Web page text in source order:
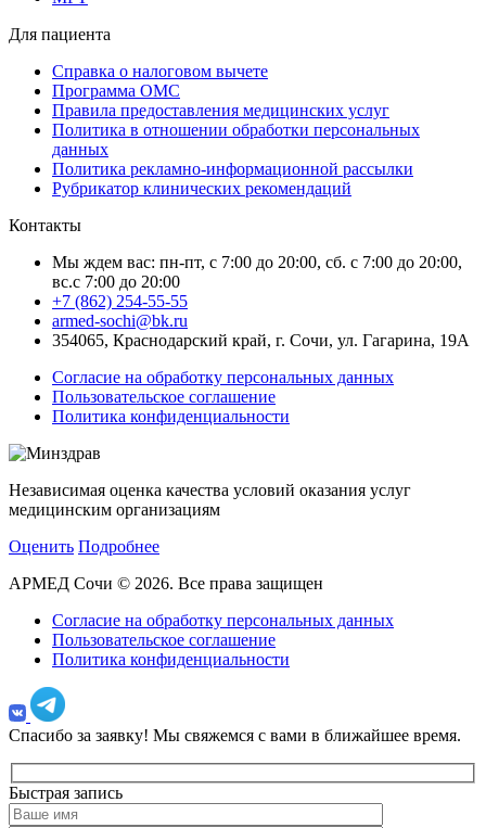
Для пациента
Справка о налоговом вычете
Программа ОМС
Правила предоставления медицинских услуг
Политика в отношении обработки персональных
данных
Политика рекламно-информационной рассылки
Рубрикатор клинических рекомендаций
Контакты
Мы ждем вас: пн-пт, с 7:00 до 20:00, сб. с 7:00 до 20:00,
вс.с 7:00 до 20:00
+7 (862) 254-55-55
armed-sochi@bk.ru
354065, Краснодарский край, г. Сочи, ул. Гагарина, 19А
Согласие на обработку персональных данных
Пользовательское соглашение
Политика конфиденциальности
Независимая оценка качества условий оказания услуг
медицинским организациям
Оценить Подробнее
АРМЕД Сочи © 2026. Все права защищен
Согласие на обработку персональных данных
Пользовательское соглашение
Политика конфиденциальности
Спасибо за заявку! Мы свяжемся с вами в ближайшее время.
Быстрая запись